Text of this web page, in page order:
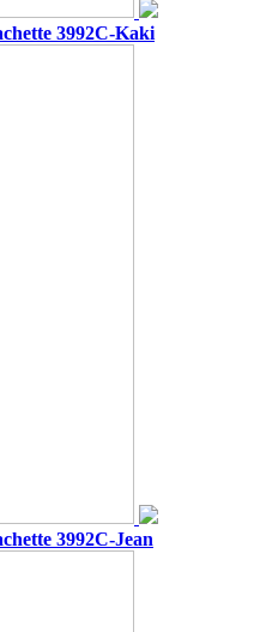
3992C-Kaki
3992C-Jean